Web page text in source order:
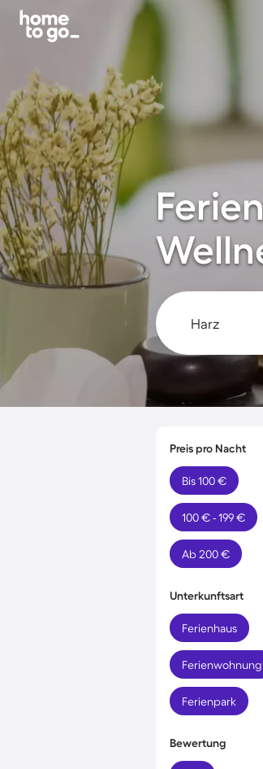
Preis pro Nacht
Bis 100 €
100 € - 199 €
Ab 200 €
Unterkunftsart
Ferienhaus
Ferienwohnung
Ferienpark
Bewertung